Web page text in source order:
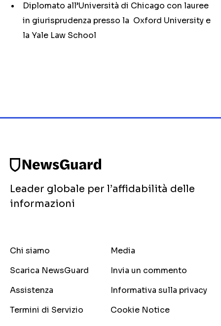
Diplomato all’Università di Chicago con lauree
in giurisprudenza presso la Oxford University e
la Yale Law School
Leader globale per l’affidabilità delle
informazioni
Chi siamo
Media
Scarica NewsGuard
Invia un commento
Assistenza
Informativa sulla privacy
Termini di Servizio
Cookie Notice